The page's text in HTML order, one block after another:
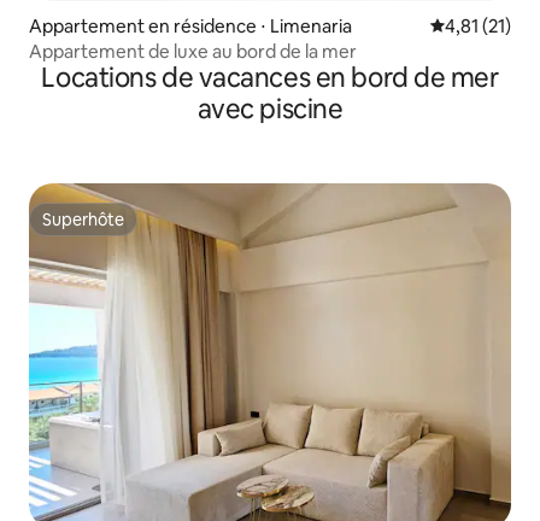
Appartement en résidence ⋅ Limenaria Évaluation
4,81 (21)
Appartement de luxe au bord de la mer
Locations de vacances en bord de mer
avec piscine
Superhôte
Superhôte